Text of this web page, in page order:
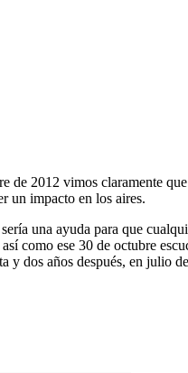
2012 vimos claramente
un impacto en los aires.
una ayuda para que
como ese 30 de octubre
y dos años después, en julio